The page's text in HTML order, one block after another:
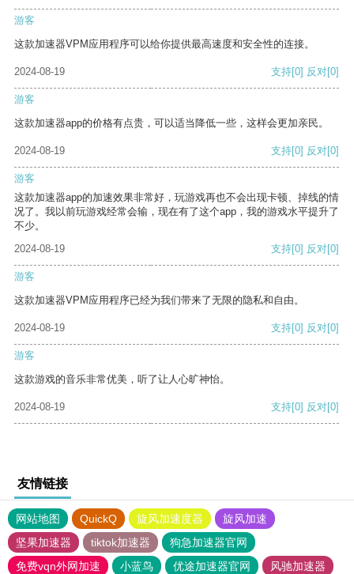
游客
这款加速器VPM应用程序可以给你提供最高速度和安全性的连接。
2024-08-19 支持[0] 反对[0]
游客
这款加速器app的价格有点贵，可以适当降低一些，这样会更加亲民。
2024-08-19 支持[0] 反对[0]
游客
这款加速器app的加速效果非常好，玩游戏再也不会出现卡顿、掉线的情
况了。我以前玩游戏经常会输，现在有了这个app，我的游戏水平提升了
不少。
2024-08-19
支持[0] 反对[0]
游客
这款加速器VPM应用程序已经为我们带来了无限的隐私和自由。
2024-08-19 支持[0] 反对[0]
游客
这款游戏的音乐非常优美，听了让人心旷神怡。
2024-08-19 支持[0] 反对[0]
友情链接
网站地图 QuickQ 旋风加速度器
旋风加速
坚果加速器
tiktok加速器
狗急加速器官网
免费vqn外网加速
小蓝鸟 优途加速器官网
风驰加速器